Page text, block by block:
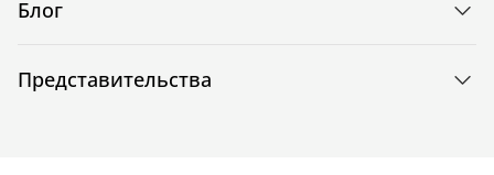
Блог
Представительства